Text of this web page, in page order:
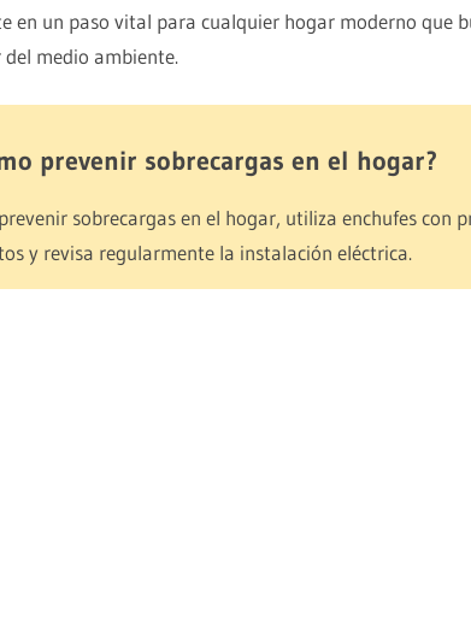
en un paso vital para cualquier hogar moderno que
del medio ambiente.
prevenir sobrecargas en el hogar?
sobrecargas en el hogar, utiliza enchufes con
y revisa regularmente la instalación eléctrica.